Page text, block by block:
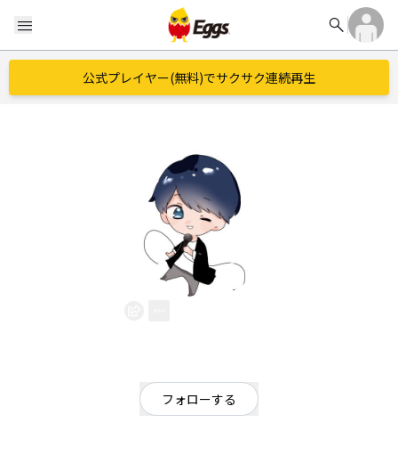
menu search
公式プレイヤー(無料)でサクサク連続再生
フォローする